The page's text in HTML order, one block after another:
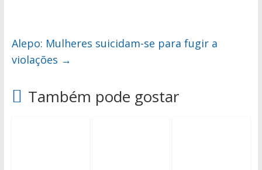
Alepo: Mulheres suicidam-se para fugir a
violações →
Também pode gostar